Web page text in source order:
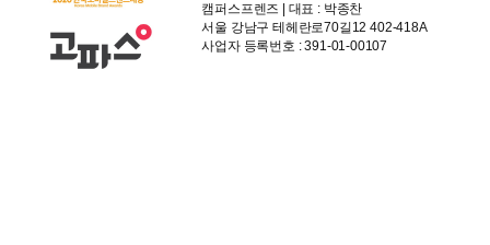
캠퍼스프렌즈 | 대표 : 박종찬
서울 강남구 테헤란로70길12 402-418A
사업자 등록번호 : 391-01-00107